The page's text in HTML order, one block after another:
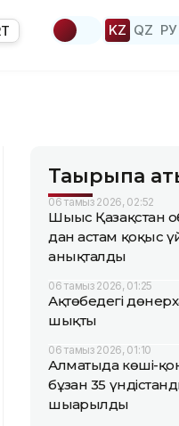
KZ QZ РУ
Тақырыпқа
06 тамыз 2026, 02:52
Шығыс Қазақстан
дан астам қоқыс
анықталды
06 тамыз 2026, 01:25
Ақтөбедегі
шықты
06 тамыз 2026, 01:10
Алматыда көші-
бұзған 35
шығарылды